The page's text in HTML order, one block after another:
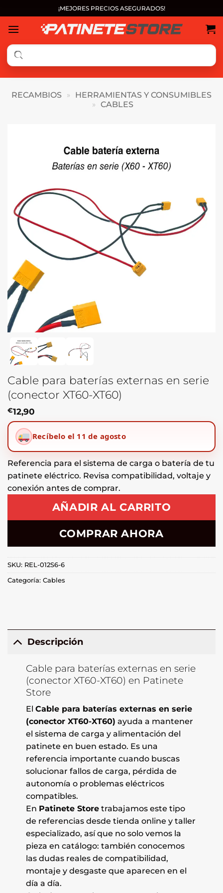
al
contenido
¡MEJORES PRECIOS ASEGURADOS!
RECAMBIOS »
HERRAMIENTAS Y CONSUMIBLES
» CABLES
Cable para baterías externas en serie
(conector XT60-XT60)
€12,90
Recíbelo el 11 de agosto
Referencia para el sistema de carga o batería de tu
patinete eléctrico. Revisa compatibilidad, voltaje y
conexión antes de comprar.
AÑADIR AL CARRITO
COMPRAR AHORA
SKU: REL-012S6-6
Categoría: Cables
Descripción
Cable para baterías externas en serie
(conector XT60-XT60) en Patinete
Store
El Cable para baterías externas en serie
(conector XT60-XT60) ayuda a mantener
el sistema de carga y alimentación del
patinete en buen estado. Es una
referencia importante cuando buscas
solucionar fallos de carga, pérdida de
autonomía o problemas eléctricos
compatibles.
En Patinete Storetrabajamos este tipo
de referencias desde tienda online y taller
especializado, así que no solo vemos la
pieza en catálogo: también conocemos
las dudas reales de compatibilidad,
montaje y desgaste que aparecen en el
día a día.